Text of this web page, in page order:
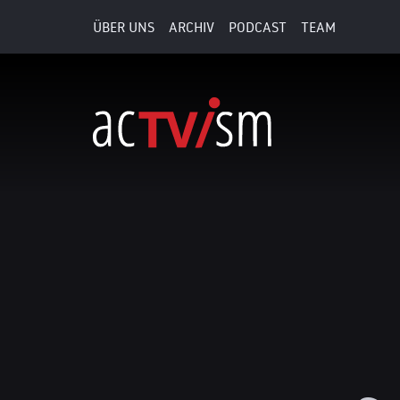
ÜBER UNS ARCHIV PODCAST TEAM